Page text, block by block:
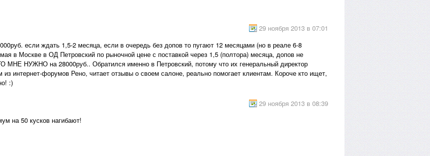
29 ноября 2013 в 07:01
если ждать 1,5-2 месяца, если в очередь без допов то пугают 12 месяцами (но в реале 6-8
в Москве в ОД Петровский по рыночной цене с поставкой через 1,5 (полтора) месяца, допов не
НУЖНО на 28000руб.. Обратился именно в Петровский, потому что их генеральный директор
интернет-форумов Рено, читает отзывы о своем салоне, реально помогает клиентам. Короче кто ищет,
:)
29 ноября 2013 в 08:39
на 50 кусков нагибают!